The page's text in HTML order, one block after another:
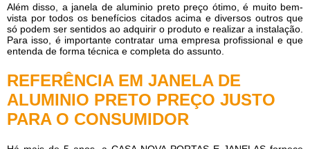
Além disso, a janela de aluminio preto preço ótimo, é muito bem-
vista por todos os benefícios citados acima e diversos outros que
só podem ser sentidos ao adquirir o produto e realizar a instalação.
Para isso, é importante contratar uma empresa profissional e que
entenda de forma técnica e completa do assunto.
REFERÊNCIA EM JANELA DE
ALUMINIO PRETO PREÇO JUSTO
PARA O CONSUMIDOR